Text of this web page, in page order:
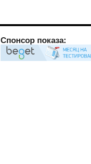
Спонсор показа: